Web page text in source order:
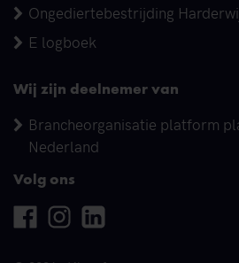
Ongediertebestrijding
E logboek
Wij zijn deelnemer van
Brancheorganisatie platform
Nederland
Volg ons
Facebook
InstagramLinkedin